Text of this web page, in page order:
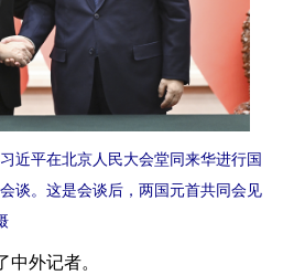
近平在北京人民大会堂同来华进行国
谈。这是会谈后，两国元首共同会见
外记者。